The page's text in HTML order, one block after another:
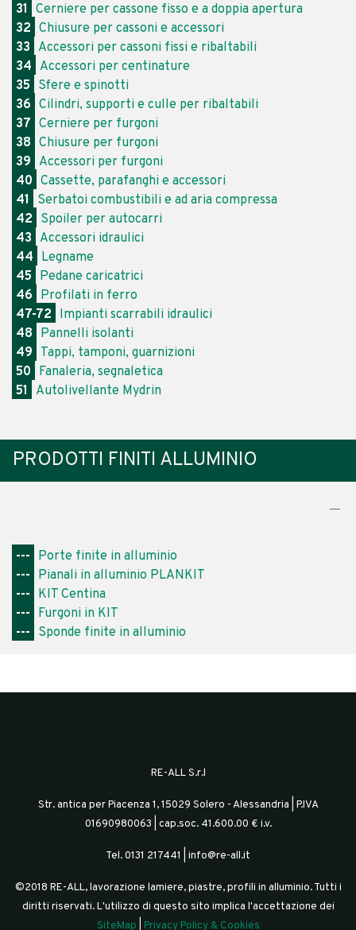
31 Cerniere per cassone fisso e a doppia apertura
32 Chiusure per cassoni e accessori
33 Accessori per cassoni fissi e ribaltabili
34 Accessori per centinature
35 Sfere e spinotti
36 Cilindri, supporti e culle per ribaltabili
37 Cerniere per furgoni
38 Chiusure per furgoni
39 Accessori per furgoni
40 Cassette, parafanghi e accessori
41
Serbatoi combustibili e ad aria compressa
42 Spoiler per autocarri
43 Accessori idraulici
44 Legname
45 Pedane caricatrici
46 Profilati in ferro
47-72 Impianti scarrabili idraulici
48 Pannelli isolanti
49 Tappi, tamponi, guarnizioni
50 Fanaleria, segnaletica
51
Autolivellante Mydrin
PRODOTTI FINITI ALLUMINIO
--- Porte finite in alluminio
--- Pianali in alluminio PLANKIT
--- KIT Centina
--- Furgoni in KIT
--- Sponde finite in alluminio
RE-ALL S.r.l
Str. antica per Piacenza 1, 15029 Solero - Alessandria | P.IVA
01690980063 | cap.soc. 41.600.00 € i.v.
Tel. 0131 217441 | info@re-all.it
©2018 RE-ALL, lavorazione lamiere, piastre, profili in alluminio. Tutti i
diritti riservati.L'utilizzo di questo sito implica l'accettazione dei
SiteMap
Privacy Policy & Cookies